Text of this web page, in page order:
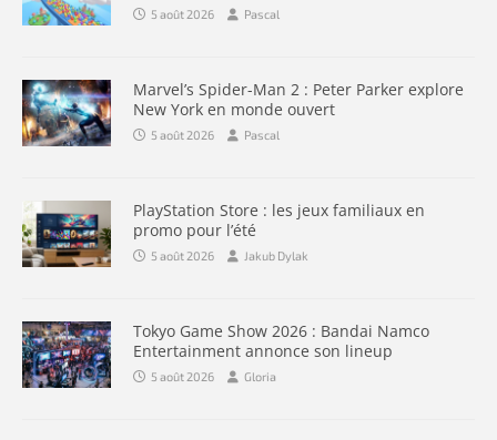
5 août 2026 Pascal
Marvel’s Spider-Man 2 : Peter Parker explore
New York en monde ouvert
5 août 2026 Pascal
PlayStation Store : les jeux familiaux en
promo pour l’été
5 août 2026 Jakub Dylak
Tokyo Game Show 2026 : Bandai Namco
Entertainment annonce son lineup
5 août 2026 Gloria